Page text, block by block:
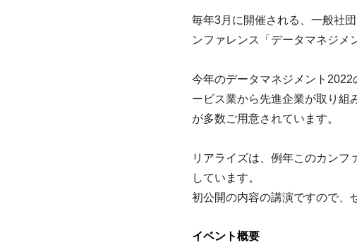
毎年3月に開催される、一般社
ンファレンス「データマネジメ
今年のデータマネジメント
ービス業から先進企業が取り組
が多数ご用意されています。
リアライズは、例年このカン
しています。
初公開の内容の講演ですので、
イベント概要